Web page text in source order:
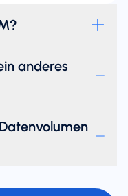
anderes